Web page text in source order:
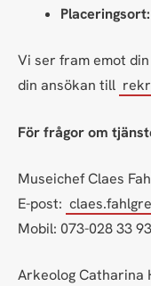
Placeringsort:
Vi ser fram emot
din ansökan till
För frågor om
Museichef Claes
E-post:
Mobil: 073-028 33 93
Arkeolog Catharina